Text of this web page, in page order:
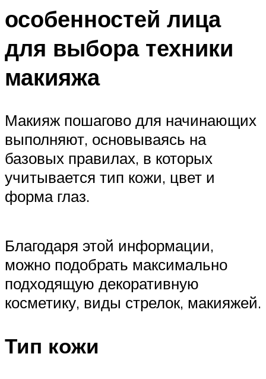
особенностей лица
для выбора техники
макияжа
Макияж пошагово для начинающих
выполняют, основываясь на
базовых правилах, в которых
учитывается тип кожи, цвет и
форма глаз.
Благодаря этой информации,
можно подобрать максимально
подходящую декоративную
косметику, виды стрелок, макияжей.
Тип кожи